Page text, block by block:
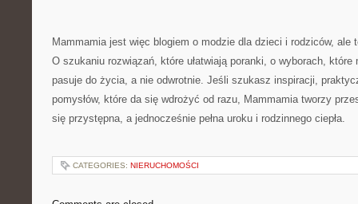
Mammamia jest więc blogiem o modzie dla dzieci i rodziców, ale
O szukaniu rozwiązań, które ułatwiają poranki, o wyborach,
pasuje do życia, a nie odwrotnie. Jeśli szukasz inspiracji,
pomysłów, które da się wdrożyć od razu, Mammamia tworzy
się przystępna, a jednocześnie pełna uroku i rodzinnego ciepła.
CATEGORIES: NIERUCHOMOŚCI